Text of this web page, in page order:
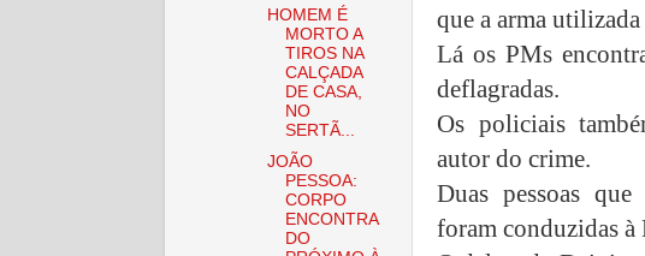
que a arma
Lá os PMs
deflagradas.
Os policiais
autor do crime.
Duas pessoas que
foram conduzidas à
HOMEM É
MORTO A
TIROS NA
CALÇADA
DE CASA,
NO
SERTÃ...
JOÃO
PESSOA:
CORPO
ENCONTRA
DO